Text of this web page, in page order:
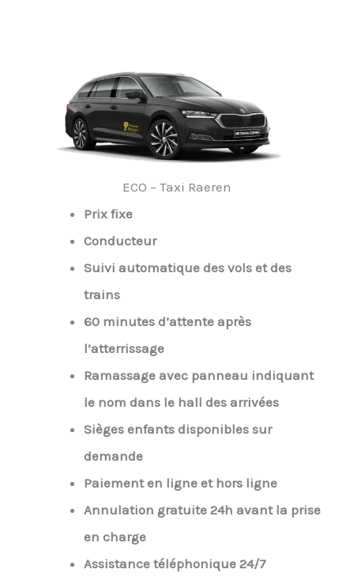
ECO – Taxi Raeren
Prix fixe
Conducteur
Suivi automatique des vols et des
trains
60 minutes d’attente après
l’atterrissage
Ramassage avec panneau indiquant
le nom dans le hall des arrivées
Sièges enfants disponibles sur
demande
Paiement en ligne et hors ligne
Annulation gratuite 24h avant la prise
en charge
Assistance téléphonique 24/7